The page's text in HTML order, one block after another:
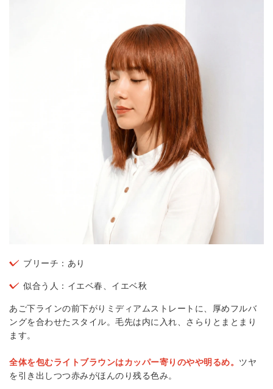
ブリーチ：あり
似合う人：イエベ春、イエベ秋
あご下ラインの前下がりミディアムストレートに、厚めフルバ
ングを合わせたスタイル。毛先は内に入れ、さらりとまとまり
ます。
全体を包むライトブラウンはカッパー寄りのやや明るめ。 ツヤ
を引き出しつつ赤みがほんのり残る色み。